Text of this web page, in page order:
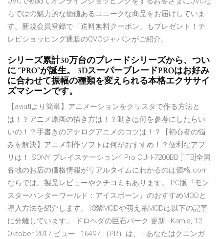
らではの魅力的な価値あるユニークな商品をお届けしていま
す。新規会員登録で「送料無料クーポン」もプレゼント！テ
レビショッピング通販のQVCジャパンがご紹介。
シリーズ累計30万台のブレードシリーズから、つい
に “PRO”が誕生。 3DスーパーブレードPROはお好み
に合わせて振幅の種類を変えられる本格エクササイ
ズマシーンです。
【aviutlより簡単】アニメーションをクリスタで作る方法と
は！？アニメ原画の描き方は！？動きは何を参考にしたらい
いの！？手書きのアナログアニメのコツは！？【初心者の悩
みを解決】アニメ制作ソフトは何がおすすめ！？便利なアプ
リは！ SONY プレイステーション4 Pro CUH-7200BB [1TB]全国
各地のお店の価格情報がリアルタイムにわかるのは価格.com
ならでは。製品レビューやクチコミもあります。 PC版『モン
スターハンターワールド：アイスボーン』のおすすめMODと
導入方法を紹介します。18禁MODや萌え系MODは以下の記事
に分離しています。 ドロヘダの巨石パーク 更新 : Kamis, 12
Oktober 2017 ビュー : 16497 （PR）は、 - あなたはクニンガ